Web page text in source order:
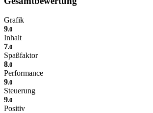
Grafik
9.0
Inhalt
7.0
Spaßfaktor
8.0
Performance
9.0
Steuerung
9.0
Positiv